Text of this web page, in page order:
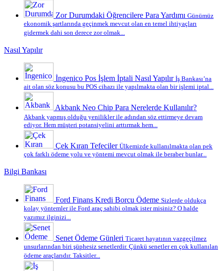
Zor Durumdaki Öğrencilere Para Yardımı Günümüz
ekonomik şartlarında geçinmek mevcut olan en temel ihtiyaçları
gidermek dahi son derece zor olmak...
Nasıl Yapılır
İngenico Pos İşlem İptali Nasıl Yapılır İş Bankası’na
ait olan söz konusu bu POS cihazı ile yapılmakta olan bir işlemi iptal...
Akbank Neo Chip Para Nerelerde Kullanılır?
Akbank yapmış olduğu yenilikler ile adından söz ettirmeye devam
ediyor. Hem müşteri potansiyelini arttırmak hem...
Çek Kıran Tefeciler Ülkemizde kullanılmakta olan pek
çok farklı ödeme yolu ve yöntemi mevcut olmak ile beraber bunlar...
Bilgi Bankası
Ford Finans Kredi Borcu Ödeme Sizlerde oldukça
kolay yöntemler ile Ford araç sahibi olmak ister misiniz? O halde
yazımız ilginizi...
Senet Ödeme Günleri Ticaret hayatının vazgeçilmez
unsurlarından biri şüphesiz senetlerdir. Çünkü senetler en çok kullanılan
ödeme araçlarıdır. Taksitler...